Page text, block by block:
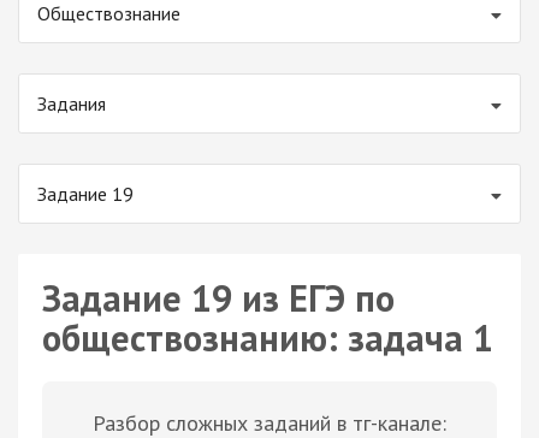
Обществознание
Задания
Задание 19
Задание 19 из ЕГЭ по
обществознанию: задача 1
Разбор сложных заданий в тг-канале: